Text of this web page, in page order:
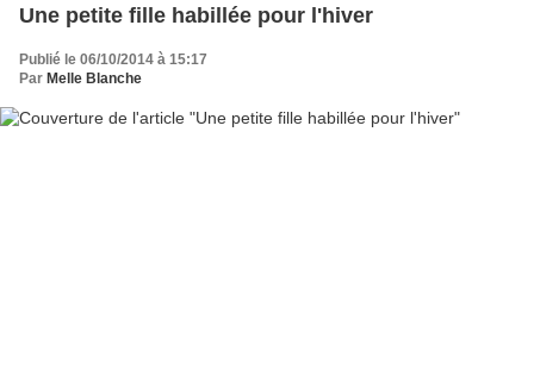
Une petite fille habillée pour l'hiver
Publié le 06/10/2014 à 15:17
Par Melle Blanche